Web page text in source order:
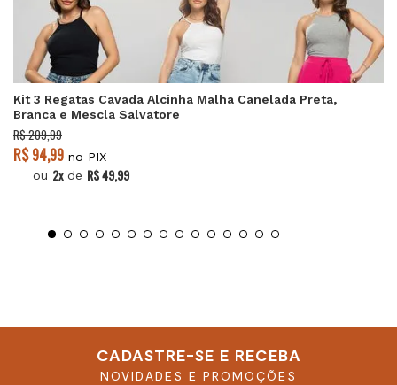
Kit 3 Regatas Cavada Alcinha Malha Canelada Preta,
Branca e Mescla Salvatore
R$ 209,99
R$ 94,99 no PIX
ou 2x de R$ 49,99
CADASTRE-SE E RECEBA
NOVIDADES E PROMOÇÕES